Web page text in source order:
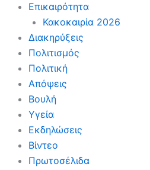
Επικαιρότητα
Κακοκαιρία 2026
Διακηρύξεις
Πολιτισμός
Πολιτική
Απόψεις
Βουλή
Υγεία
Εκδηλώσεις
Βίντεο
Πρωτοσέλιδα